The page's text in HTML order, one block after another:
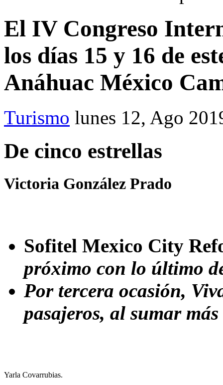
El IV Congreso
los días 15 y 16 de
Anáhuac México
Turismo lunes 12, Ago
De cinco estrellas
Victoria González Prado
Sofitel Mexico City
próximo con lo último
Por tercera ocasión,
pasajeros, al sumar
Yarla Covarrubias.